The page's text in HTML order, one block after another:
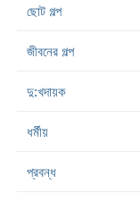
ছোট গল্প
জীবনের গল্প
দু:খদায়ক
ধর্মীয়
প্রবন্ধ